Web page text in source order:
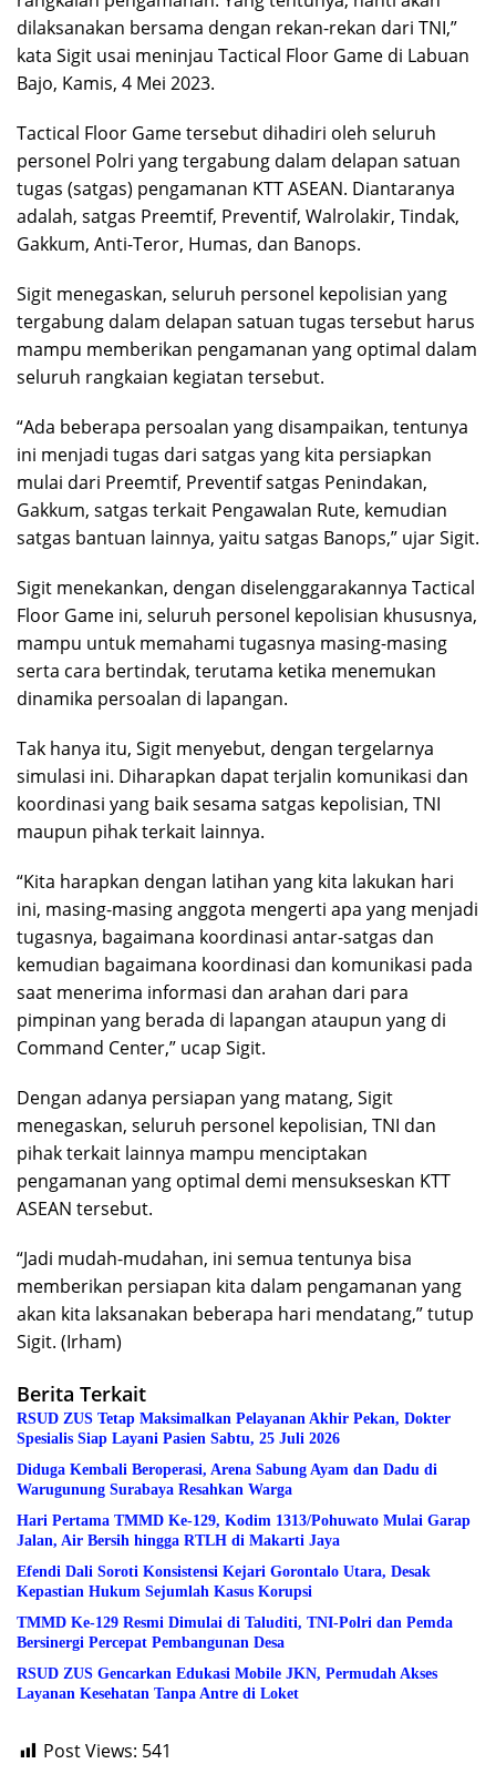
dilaksanakan bersama dengan rekan-rekan dari TNI,”
kata Sigit usai meninjau Tactical Floor Game di Labuan
Bajo, Kamis, 4 Mei 2023.
Tactical Floor Game tersebut dihadiri oleh seluruh
personel Polri yang tergabung dalam delapan satuan
tugas (satgas) pengamanan KTT ASEAN. Diantaranya
adalah, satgas Preemtif, Preventif, Walrolakir, Tindak,
Gakkum, Anti-Teror, Humas, dan Banops.
Sigit menegaskan, seluruh personel kepolisian yang
tergabung dalam delapan satuan tugas tersebut harus
mampu memberikan pengamanan yang optimal dalam
seluruh rangkaian kegiatan tersebut.
“Ada beberapa persoalan yang disampaikan, tentunya
ini menjadi tugas dari satgas yang kita persiapkan
mulai dari Preemtif, Preventif satgas Penindakan,
Gakkum, satgas terkait Pengawalan Rute, kemudian
satgas bantuan lainnya, yaitu satgas Banops,” ujar Sigit.
Sigit menekankan, dengan diselenggarakannya Tactical
Floor Game ini, seluruh personel kepolisian khususnya,
mampu untuk memahami tugasnya masing-masing
serta cara bertindak, terutama ketika menemukan
dinamika persoalan di lapangan.
Tak hanya itu, Sigit menyebut, dengan tergelarnya
simulasi ini. Diharapkan dapat terjalin komunikasi dan
koordinasi yang baik sesama satgas kepolisian, TNI
maupun pihak terkait lainnya.
“Kita harapkan dengan latihan yang kita lakukan hari
ini, masing-masing anggota mengerti apa yang menjadi
tugasnya, bagaimana koordinasi antar-satgas dan
kemudian bagaimana koordinasi dan komunikasi pada
saat menerima informasi dan arahan dari para
pimpinan yang berada di lapangan ataupun yang di
Command Center,” ucap Sigit.
Dengan adanya persiapan yang matang, Sigit
menegaskan, seluruh personel kepolisian, TNI dan
pihak terkait lainnya mampu menciptakan
pengamanan yang optimal demi mensukseskan KTT
ASEAN tersebut.
“Jadi mudah-mudahan, ini semua tentunya bisa
memberikan persiapan kita dalam pengamanan yang
akan kita laksanakan beberapa hari mendatang,” tutup
Sigit. (Irham)
Berita Terkait
RSUD ZUS Tetap Maksimalkan Pelayanan Akhir Pekan, Dokter
Spesialis Siap Layani Pasien Sabtu, 25 Juli 2026
Diduga Kembali Beroperasi, Arena Sabung Ayam dan Dadu di
Warugunung Surabaya Resahkan Warga
Hari Pertama TMMD Ke-129, Kodim 1313/Pohuwato Mulai Garap
Jalan, Air Bersih hingga RTLH di Makarti Jaya
Efendi Dali Soroti Konsistensi Kejari Gorontalo Utara, Desak
Kepastian Hukum Sejumlah Kasus Korupsi
TMMD Ke-129 Resmi Dimulai di Taluditi, TNI-Polri dan Pemda
Bersinergi Percepat Pembangunan Desa
RSUD ZUS Gencarkan Edukasi Mobile JKN, Permudah Akses
Layanan Kesehatan Tanpa Antre di Loket
Post Views: 541